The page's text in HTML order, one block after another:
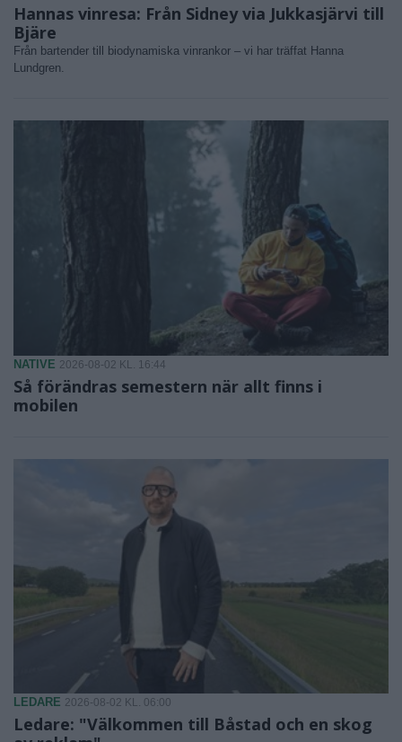
Hannas vinresa: Från Sidney via Jukkasjärvi till
Bjäre
Från bartender till biodynamiska vinrankor – vi har träffat Hanna
Lundgren.
NATIVE 2026-08-02 KL. 16:44
Så förändras semestern när allt finns i
mobilen
LEDARE 2026-08-02 KL. 06:00
Ledare: "Välkommen till Båstad och en skog